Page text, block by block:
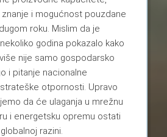
i mogućnost pouzdane
roku. Mislim da je
godina pokazalo kako
nije samo gospodarsko
i pitanje nacionalne
otpornosti. Upravo
da će ulaganja u mrežnu
i energetsku opremu ostati
razini.